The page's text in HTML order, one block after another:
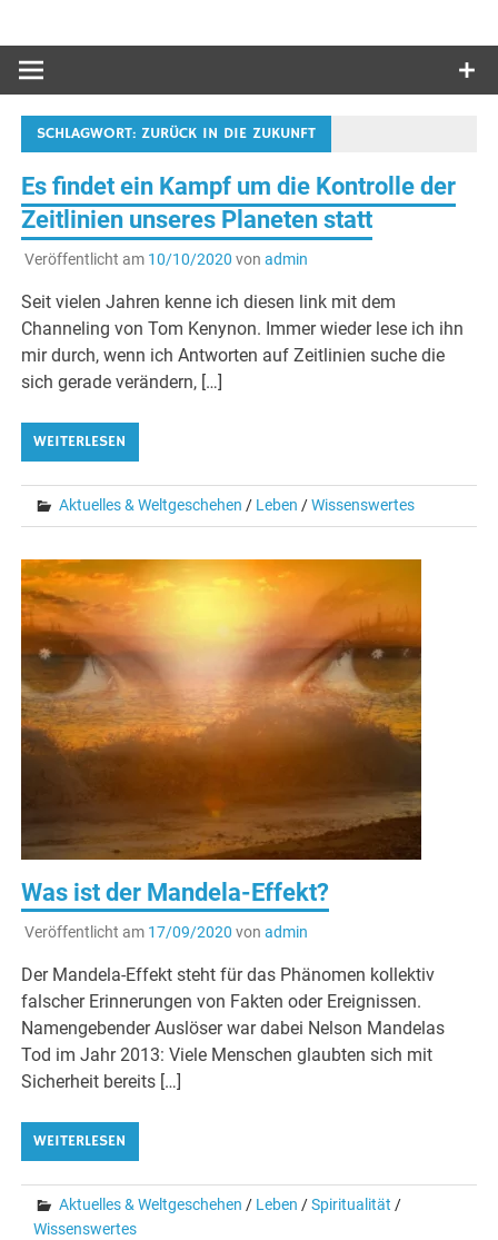
SCHLAGWORT:ZURÜCK IN DIE ZUKUNFT
Es findet ein Kampf um die Kontrolle der
Zeitlinien unseres Planeten statt
Veröffentlicht am 10/10/2020 von admin
Seit vielen Jahren kenne ich diesen link mit dem
Channeling von Tom Kenynon. Immer wieder lese ich ihn
mir durch, wenn ich Antworten auf Zeitlinien suche die
sich gerade verändern, […]
WEITERLESEN
Aktuelles & Weltgeschehen / Leben /Wissenswertes
Was ist der Mandela-Effekt?
Veröffentlicht am 17/09/2020 von admin
Der Mandela-Effekt steht für das Phänomen kollektiv
falscher Erinnerungen von Fakten oder Ereignissen.
Namengebender Auslöser war dabei Nelson Mandelas
Tod im Jahr 2013: Viele Menschen glaubten sich mit
Sicherheit bereits […]
WEITERLESEN
Aktuelles & Weltgeschehen / Leben /Spiritualität /
Wissenswertes